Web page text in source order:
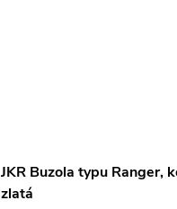
JKR Buzola typu Ranger,
zlatá